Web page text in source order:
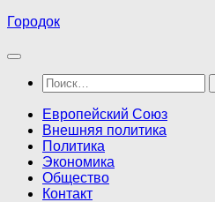
Перейти
содержимому
Городок
Найти:
Европейский Союз
Внешняя политика
Политика
Экономика
Общество
Контакт